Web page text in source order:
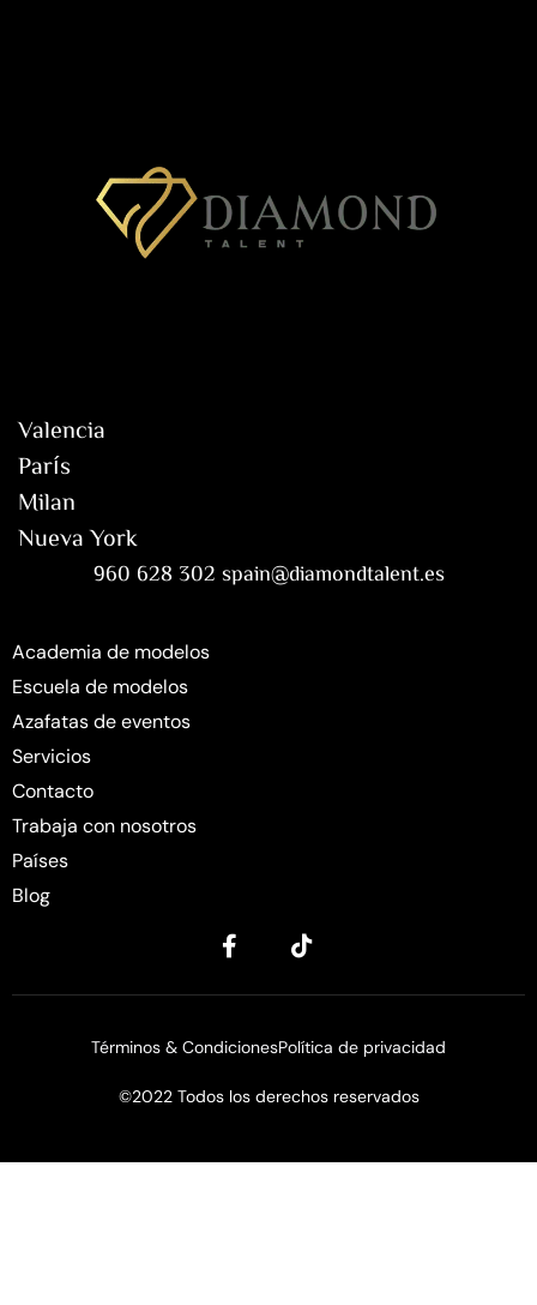
Valencia
París
Milan
Nueva York
960 628 302 spain@diamondtalent.es
Academia de modelos
Escuela de modelos
Azafatas de eventos
Servicios
Contacto
Trabaja con nosotros
Países
Blog
©2022 Todos los derechos reservados
Términos & CondicionesPolítica de privacidad